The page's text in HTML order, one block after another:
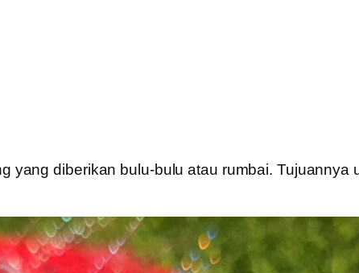
yang diberikan bulu-bulu atau rumbai. Tujuannya